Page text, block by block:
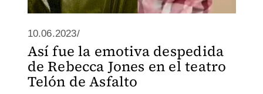
10.06.2023/
Así fue la emotiva despedida
de Rebecca Jones en el teatro
Telón de Asfalto